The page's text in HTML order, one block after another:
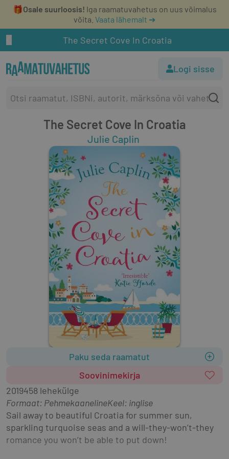
🎁Osale suurloosis! Iga raamatuvahetus on uus võimalus
võita. Vaata lähemalt ➔
The Secret Cove In Croatia
Logi sisse
The Secret Cove In Croatia
Julie Caplin
Paku seda raamatut
Soovinimekirja
2019458 lehekülge
Formaat: PehmekaanelineKeel: inglise
Sail away to beautiful Croatia for summer sun,
sparkling turquoise seas and a will-they-won’t-they
romance you won’t be able to put down!